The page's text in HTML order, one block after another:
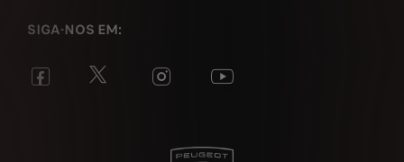
SIGA-NOS EM: